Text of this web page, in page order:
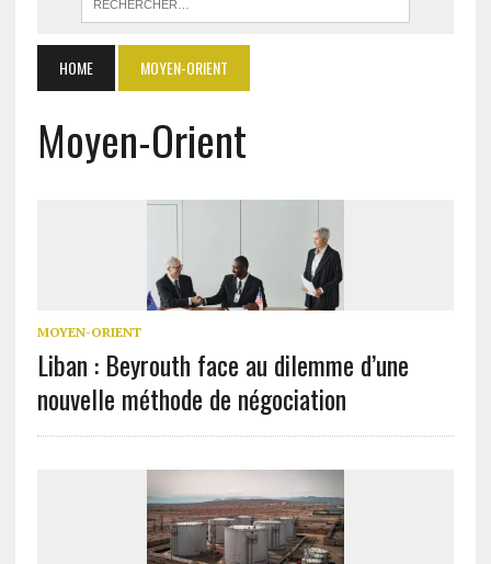
HOME MOYEN-ORIENT
Moyen-Orient
MOYEN-ORIENT
Liban : Beyrouth face au dilemme d’une
nouvelle méthode de négociation